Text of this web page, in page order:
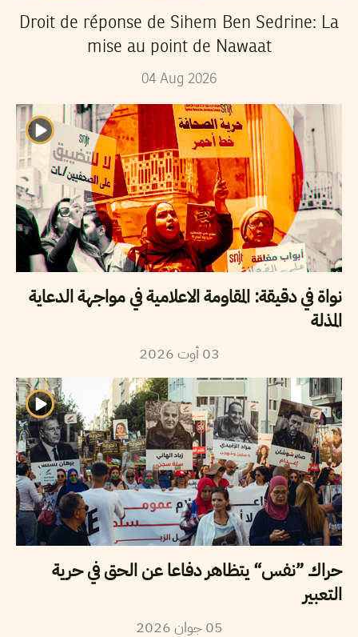
Droit de réponse de Sihem Ben Sedrine: La
mise au point de Nawaat
04 Aug 2026
نواة في دقيقة: المقاومة الاعلامية في مواجهة الدعاية
المذلة
03 أوت2026
حراك ”نفس“ يتظاهر دفاعا عن الحق في حرية
التعبير
05 جوان2026